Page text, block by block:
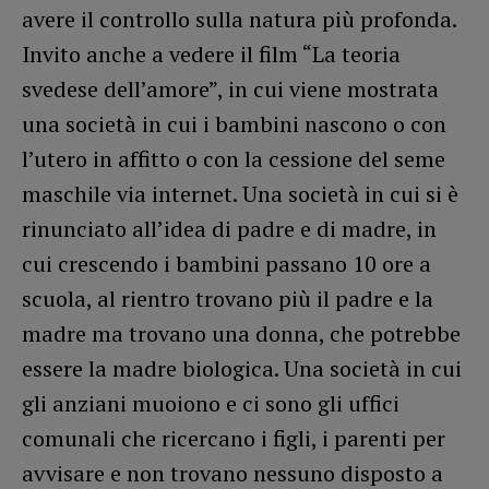
avere il controllo sulla natura più profonda.
Invito anche a vedere il film “La teoria
svedese dell’amore”, in cui viene mostrata
una società in cui i bambini nascono o con
l’utero in affitto o con la cessione del seme
maschile via internet. Una società in cui si è
rinunciato all’idea di padre e di madre, in
cui crescendo i bambini passano 10 ore a
scuola, al rientro trovano più il padre e la
madre ma trovano una donna, che potrebbe
essere la madre biologica. Una società in cui
gli anziani muoiono e ci sono gli uffici
comunali che ricercano i figli, i parenti per
avvisare e non trovano nessuno disposto a